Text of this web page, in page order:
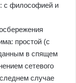
простой (с
в спящем
сетевого
случае